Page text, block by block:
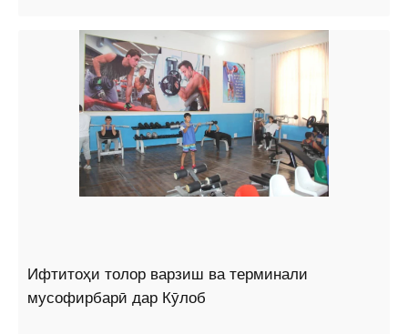
Ифтитоҳи толор варзиш ва терминали
мусофирбарӣ дар Кӯлоб